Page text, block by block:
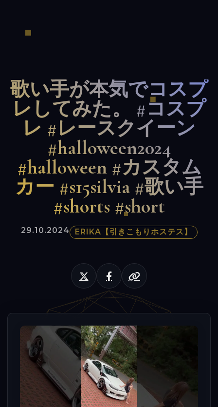
歌い手が本気でコスプ
レしてみた。 #コスプ
レ #レースクイーン
#halloween2024
#halloween #カスタム
カー #s15silvia #歌い手
#shorts #short
29.10.2024 ERIKA【引きこもりホステス】